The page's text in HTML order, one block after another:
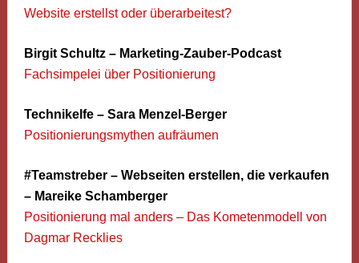
Website erstellst oder überarbeitest?
Birgit Schultz – Marketing-Zauber-Podcast
Fachsimpelei über Positionierung
Technikelfe – Sara Menzel-Berger
Positionierungsmythen aufräumen
#Teamstreber – Webseiten erstellen, die verkaufen
– Mareike Schamberger
Positionierung mal anders – Das Kometenmodell von
Dagmar Recklies